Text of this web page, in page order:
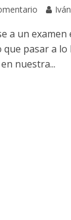
a un
pasar a lo
nuestra...